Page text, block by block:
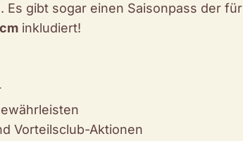
gibt sogar einen Saisonpass der für
inkludiert!
Vorteilsclub-Aktionen